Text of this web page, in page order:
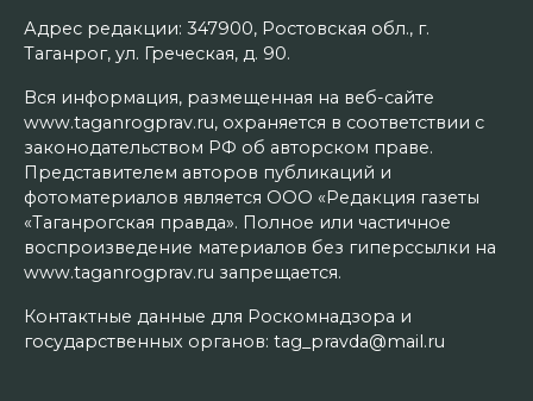
Адрес редакции: 347900, Ростовская обл., г.
Таганрог, ул. Греческая, д. 90.
Вся информация, размещенная на веб-сайте
www.taganrogprav.ru, охраняется в соответствии с
законодательством РФ об авторском праве.
Представителем авторов публикаций и
фотоматериалов является ООО «Редакция газеты
«Таганрогская правда». Полное или частичное
воспроизведение материалов без гиперссылки на
www.taganrogprav.ru запрещается.
Контактные данные для Роскомнадзора и
государственных органов: tag_pravda@mail.ru